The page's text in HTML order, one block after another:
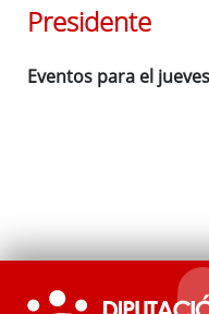
Presidente
Eventos para el